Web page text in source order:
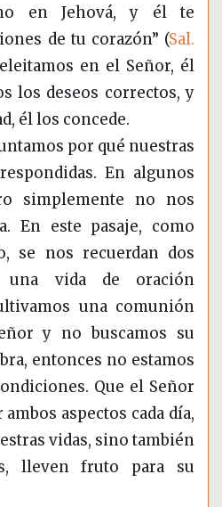
en Jehová, y él te
de tu corazón” (Sal.
en el Señor, él
los deseos correctos, y
él los concede.
por qué nuestras
En algunos
simplemente no nos
En este pasaje, como
se nos recuerdan dos
una vida de oración
una comunión
y no buscamos su
entonces no estamos
Que el Señor
aspectos cada día,
vidas, sino también
lleven fruto para su